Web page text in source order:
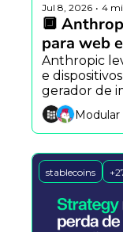
Jul 8, 2026 • 4
🔲
para web
Anthropic
e
gerador de
remove
após críticas.
Modular
stablecoins